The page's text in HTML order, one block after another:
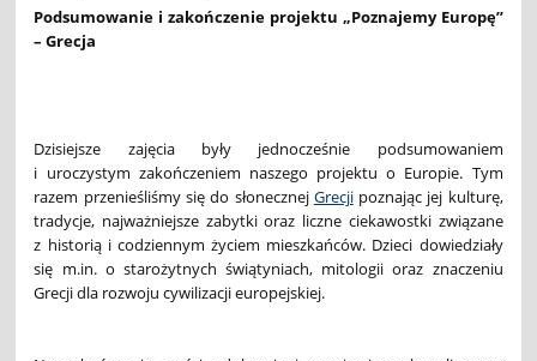
Podsumowanie i zakończenie projektu „Poznajemy Europę”
– Grecja
Dzisiejsze zajęcia były jednocześnie podsumowaniem
i uroczystym zakończeniem naszego projektu o Europie. Tym
razem przenieśliśmy się do słonecznej Grecjipoznając jej kulturę,
tradycje, najważniejsze zabytki oraz liczne ciekawostki związane
z historią i codziennym życiem mieszkańców. Dzieci dowiedziały
się m.in. o starożytnych świątyniach, mitologii oraz znaczeniu
Grecji dla rozwoju cywilizacji europejskiej.